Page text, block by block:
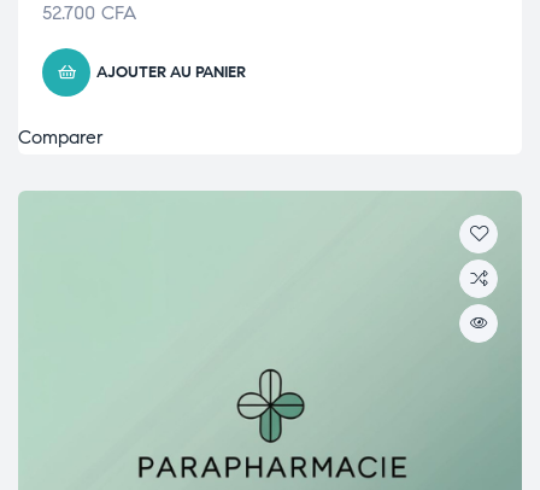
52.700 CFA
AJOUTER AU PANIER
Comparer